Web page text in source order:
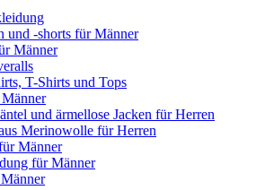
und -shorts für Männer
Männer
T-Shirts und Tops
und ärmellose Jacken für Herren
Merinowolle für Herren
Männer
für Männer